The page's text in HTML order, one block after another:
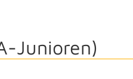
Junioren)